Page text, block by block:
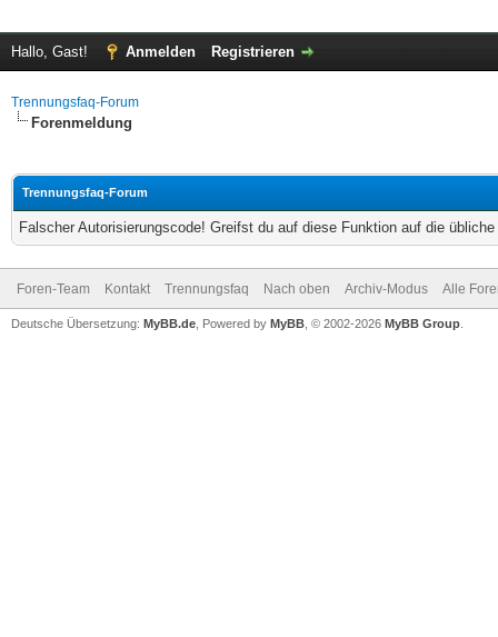
Hallo, Gast! Anmelden Registrieren
Trennungsfaq-Forum
Forenmeldung
Trennungsfaq-Forum
Falscher Autorisierungscode! Greifst du auf diese Funktion auf die
Foren-Team Kontakt Trennungsfaq Nach oben Archiv-Modus Alle
Deutsche Übersetzung: MyBB.de , Powered by MyBB , © 2002-2026 MyBB Group